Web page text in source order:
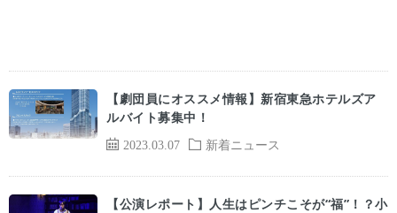
2023.03.07 新着ニュース
【劇団員にオススメ情報】新宿東急ホテルズア
ルバイト募集中！
【公演レポート】人生はピンチこそが“福”！？小